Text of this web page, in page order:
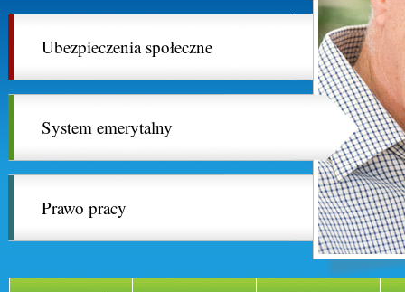
Ubezpieczenia społeczne
System emerytalny
Prawo pracy